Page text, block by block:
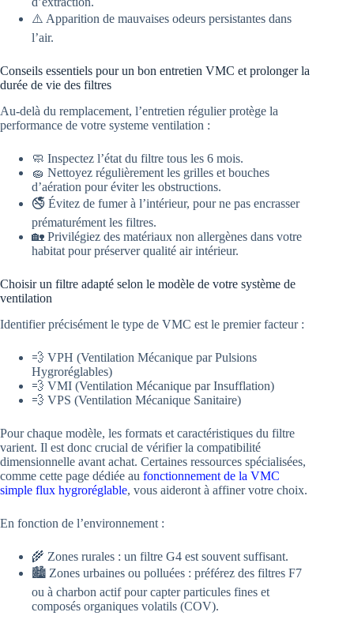
⚠️ Apparition de mauvaises odeurs persistantes dans
l’air.
Conseils essentiels pour un bon entretien VMC et prolonger la
durée de vie des filtres
Au-delà du remplacement, l’entretien régulier protège la
performance de votre systeme ventilation :
🧼 Inspectez l’état du filtre tous les 6 mois.
🧽 Nettoyez régulièrement les grilles et bouches
d’aération pour éviter les obstructions.
🚭 Évitez de fumer à l’intérieur, pour ne pas encrasser
prématurément les filtres.
🏡 Privilégiez des matériaux non allergènes dans votre
habitat pour préserver qualité air intérieur.
Choisir un filtre adapté selon le modèle de votre système de
ventilation
Identifier précisément le type de VMC est le premier facteur :
💨 VPH (Ventilation Mécanique par Pulsions
Hygroréglables)
💨 VMI (Ventilation Mécanique par Insufflation)
💨 VPS (Ventilation Mécanique Sanitaire)
Pour chaque modèle, les formats et caractéristiques du filtre
varient. Il est donc crucial de vérifier la compatibilité
dimensionnelle avant achat. Certaines ressources spécialisées,
comme cette page dédiée au fonctionnement de la VMC
simple flux hygroréglable, vous aideront à affiner votre choix.
En fonction de l’environnement :
🌾 Zones rurales : un filtre G4 est souvent suffisant.
🏙️ Zones urbaines ou polluées : préférez des filtres F7
ou à charbon actif pour capter particules fines et
composés organiques volatils (COV).